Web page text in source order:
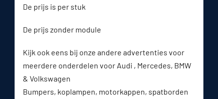
De prijs is per stuk
De prijs zonder module
Kijk ook eens bij onze andere advertenties voor
meerdere onderdelen voor Audi , Mercedes, BMW
& Volkswagen
Bumpers, koplampen, motorkappen, spatborden